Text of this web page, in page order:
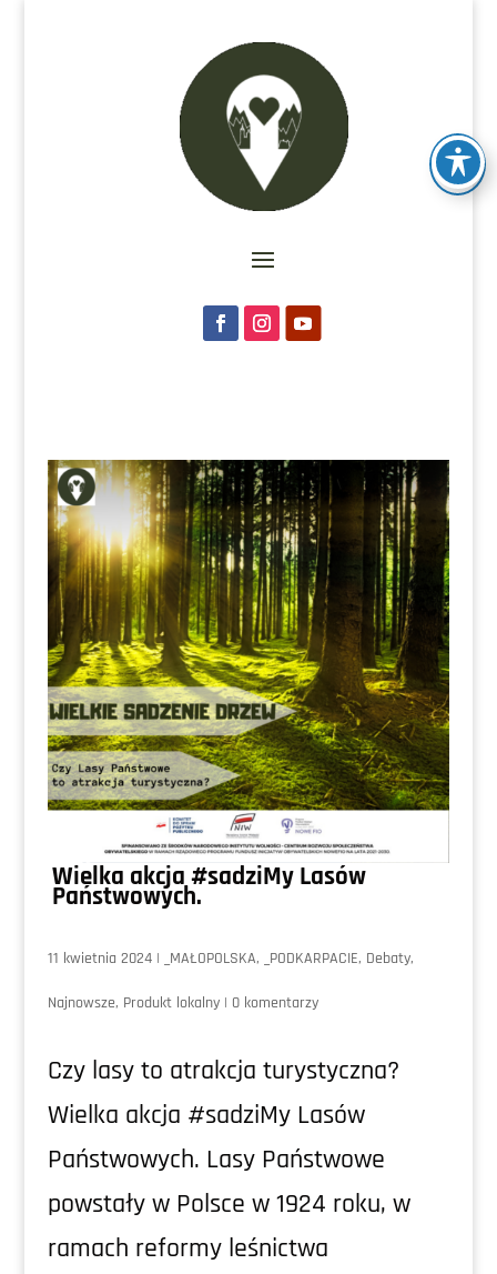
Wielka akcja #sadziMy Lasów
Państwowych.
11 kwietnia 2024| _MAŁOPOLSKA, _PODKARPACIE, Debaty,
Najnowsze, Produkt lokalny| 0 komentarzy
Czy lasy to atrakcja turystyczna?
Wielka akcja #sadziMy Lasów
Państwowych. Lasy Państwowe
powstały w Polsce w 1924 roku, w
ramach reformy leśnictwa